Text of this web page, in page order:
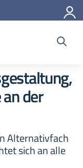
der
Alternativfach
sich an alle